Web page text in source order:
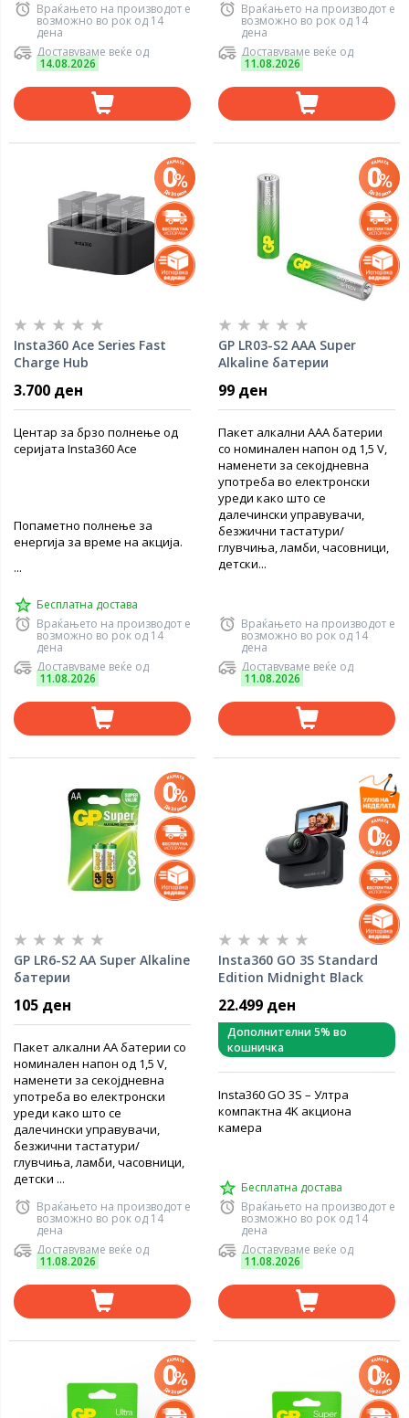
Враќањето на производот е
возможно во рок од 14
дена
Доставуваме веќе од
14.08.2026
Враќањето на производот е
возможно во рок од 14
дена
Доставуваме веќе од
11.08.2026
Insta360 Ace Series Fast
Charge Hub
3.700 ден
Центар за брзо полнење од
серијата Insta360 Ace
Попаметно полнење за
енергија за време на акција.
...
Бесплатна достава
Враќањето на производот е
возможно во рок од 14
дена
Доставуваме веќе од
11.08.2026
GP LR03-S2 AAA Super
Alkaline батерии
99 ден
Пакет алкални AAA батерии
со номинален напон од 1,5 V,
наменети за секојдневна
употреба во електронски
уреди како што се
далечински управувачи,
безжични тастатури/
глувчиња, ламби, часовници,
детски...
Враќањето на производот е
возможно во рок од 14
дена
Доставуваме веќе од
11.08.2026
GP LR6-S2 AA Super Alkaline
батерии
105 ден
Пакет алкални AA батерии со
номинален напон од 1,5 V,
наменети за секојдневна
употреба во електронски
уреди како што се
далечински управувачи,
безжични тастатури/
глувчиња, ламби, часовници,
детски ...
Враќањето на производот е
возможно во рок од 14
дена
Доставуваме веќе од
11.08.2026
Insta360 GO 3S Standard
Edition Midnight Black
22.499 ден
Дополнителни 5% во
кошничка
Insta360 GO 3S – Ултра
компактна 4K акциона
камера
Бесплатна достава
Враќањето на производот е
возможно во рок од 14
дена
Доставуваме веќе од
11.08.2026